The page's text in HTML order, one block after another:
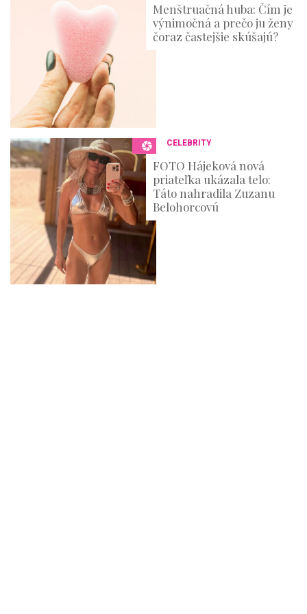
Menštruačná huba: Čím je
výnimočná a prečo ju ženy
čoraz častejšie skúšajú?
CELEBRITY
FOTO Hájeková nová
priateľka ukázala telo:
Táto nahradila Zuzanu
Belohorcovú